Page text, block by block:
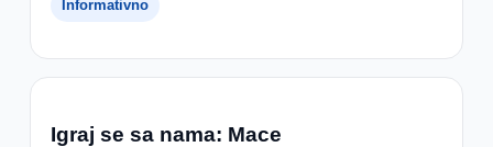
Informativno
Igraj se sa nama: Mace